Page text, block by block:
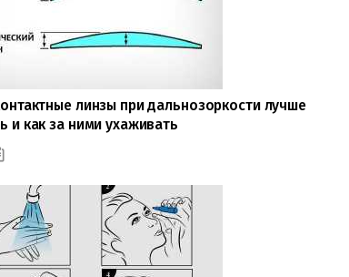
линзы при дальнозоркости лучше
и как за ними ухаживать